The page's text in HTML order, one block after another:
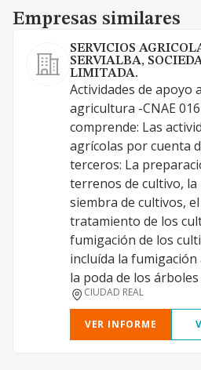
Empresas similares
Empresas similares
SERVICIOS
SERVIALBA,
LIMITADA.
Actividades de apoyo
agricultura -CNAE
comprende: Las
agrícolas por cuenta
terceros: La
terrenos de cultivo, la
siembra de cultivos, el
tratamiento de los
fumigación de los
incluída la fumigación
la poda de los
CIUDAD REAL
VER INFORME